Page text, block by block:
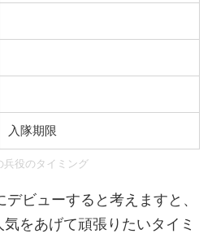
入隊期限
兵役のタイミング
ビューすると考えますと、
をあげて頑張りたいタイミ